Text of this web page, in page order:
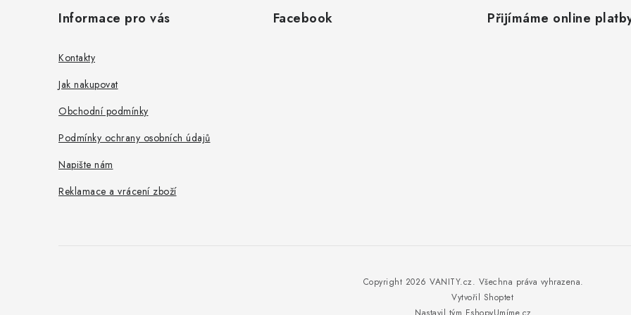
Informace pro vás
Kontakty
Jak nakupovat
Obchodní podmínky
Podmínky ochrany osobních údajů
Napište nám
Reklamace a vrácení zboží
Facebook Přijímáme online
Vytvořil Shoptet
Copyright 2026 VANITY.cz. Všechna práva vyhrazena.